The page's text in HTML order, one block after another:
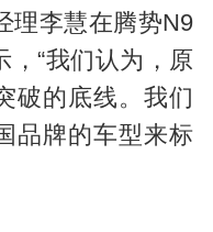
理李慧在腾势N9
“我们认为，原
破的底线。我们
品牌的车型来标